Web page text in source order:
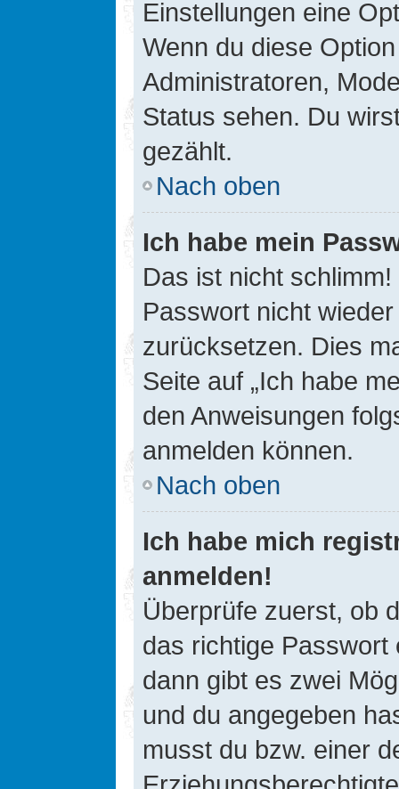
Einstellungen eine
Wenn du diese
Administratoren,
Status sehen. Du
gezählt.
Nach oben
Ich habe mein
Das ist nicht
Passwort nicht
zurücksetzen. Dies
Seite auf „Ich habe
den Anweisungen
anmelden können.
Nach oben
Ich habe mich
anmelden!
Überprüfe zuerst, ob
das richtige Passwort
dann gibt es zwei
und du angegeben
musst du bzw. einer